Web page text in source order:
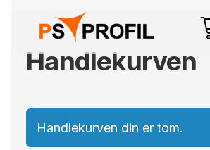
Handlekurven
Handlekurven din er tom.